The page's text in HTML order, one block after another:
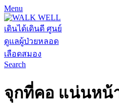
Menu
Search
จุกที่คอ แน่นหน้